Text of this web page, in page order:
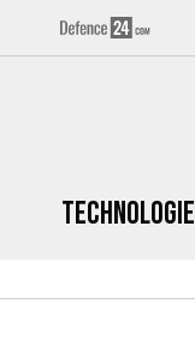
Technologie